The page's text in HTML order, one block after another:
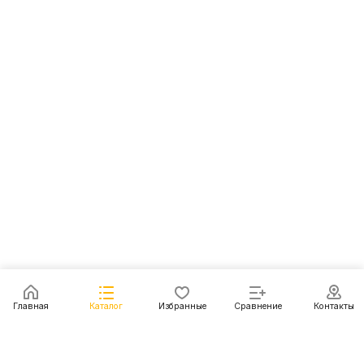
Главная Каталог Избранные Сравнение Контакты